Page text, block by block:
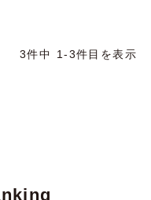
3件中 1-3件目を表示